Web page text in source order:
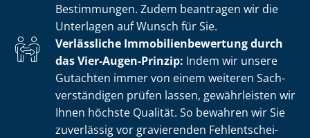
Bestimmungen. Zudem beantragen wir die
Unterlagen auf Wunsch für Sie.
Verlässliche Im­mo­bi­li­en­be­wer­tung durch
das Vier-Augen-Prinzip: Indem wir unsere
Gutachten immer von einem weiteren Sach­
ver­stän­di­gen prüfen lassen, gewährleisten wir
Ihnen höchste Qualität. So bewahren wir Sie
zuverlässig vor gravierenden Fehl­ent­schei­